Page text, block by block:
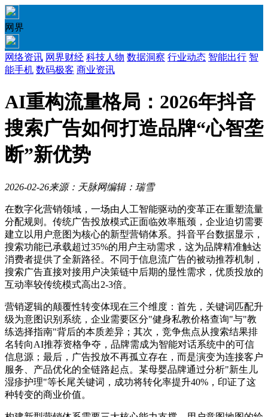
网界
网络资讯 网界财经 科技人物 数据洞察 行业动态 智能出行 智
能手机 数码极客 商业资讯
AI重构流量格局：2026年抖音
搜索广告如何打造品牌“心智垄
断”新优势
2026-02-26来源：天脉网编辑：瑞雪
在数字化营销领域，一场由人工智能驱动的变革正在重塑流量
分配规则。传统广告投放模式正面临效率瓶颈，企业迫切需要
建立以用户意图为核心的新型营销体系。抖音平台数据显示，
搜索功能已承载超过35%的用户主动需求，这为品牌精准触达
消费者提供了全新路径。不同于信息流广告的被动推荐机制，
搜索广告直接对接用户决策链中后期的显性需求，优质投放的
互动率较传统模式高出2-3倍。
营销逻辑的颠覆性转变体现在三个维度：首先，关键词匹配升
级为意图识别系统，企业需要区分"健身私教价格查询"与"教
练选择指南"背后的本质差异；其次，竞争焦点从搜索结果排
名转向AI推荐资格争夺，品牌需成为智能对话系统中的可信
信息源；最后，广告投放不再孤立存在，而是演变为连接客户
服务、产品优化的全链路起点。某母婴品牌通过分析"新生儿
湿疹护理"等长尾关键词，成功将转化率提升40%，印证了这
种转变的商业价值。